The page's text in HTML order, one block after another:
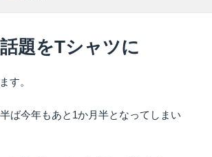
ー
題をTシャツに
す。
ば今年もあと1か月半となってしまい